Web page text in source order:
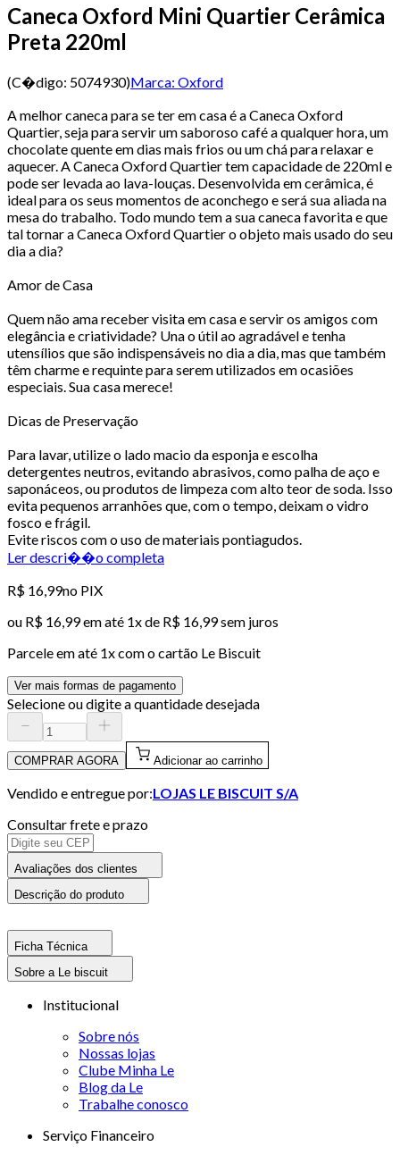
Caneca Oxford Mini Quartier Cerâmica
Preta 220ml
(C�digo: 5074930)Marca: Oxford
A melhor caneca para se ter em casa é a Caneca Oxford
Quartier, seja para servir um saboroso café a qualquer hora, um
chocolate quente em dias mais frios ou um chá para relaxar e
aquecer. A Caneca Oxford Quartier tem capacidade de 220ml e
pode ser levada ao lava-louças. Desenvolvida em cerâmica, é
ideal para os seus momentos de aconchego e será sua aliada na
mesa do trabalho. Todo mundo tem a sua caneca favorita e que
tal tornar a Caneca Oxford Quartier o objeto mais usado do seu
dia a dia?
Amor de Casa
Quem não ama receber visita em casa e servir os amigos com
elegância e criatividade? Una o útil ao agradável e tenha
utensílios que são indispensáveis no dia a dia, mas que também
têm charme e requinte para serem utilizados em ocasiões
especiais. Sua casa merece!
Dicas de Preservação
Para lavar, utilize o lado macio da esponja e escolha
detergentes neutros, evitando abrasivos, como palha de aço e
saponáceos, ou produtos de limpeza com alto teor de soda. Isso
evita pequenos arranhões que, com o tempo, deixam o vidro
fosco e frágil.
Evite riscos com o uso de materiais pontiagudos.
Ler descri��o completa
R$ 16,99no PIX
ou R$ 16,99em até 1x de R$ 16,99sem juros
Parcele em até 1x com o cartão Le Biscuit
Ver mais formas de pagamento
Selecione ou digite a quantidade desejada
COMPRAR AGORA Adicionar ao carrinho
Vendido e entregue por:LOJAS LE BISCUIT S/A
Consultar frete e prazo
Avaliações dos clientes
Descrição do produto
Ficha Técnica
Sobre a Le biscuit
Institucional
Sobre nós
Nossas lojas
Clube Minha Le
Blog da Le
Trabalhe conosco
Serviço Financeiro